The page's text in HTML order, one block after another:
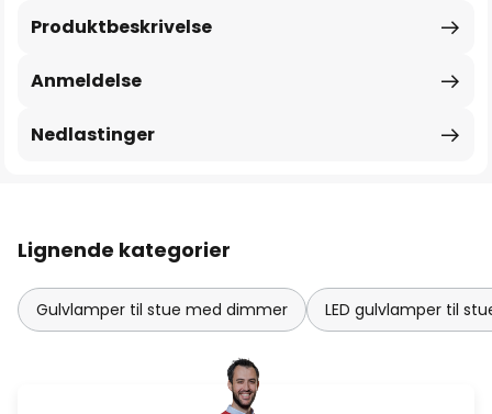
Produktbeskrivelse
Anmeldelse
Nedlastinger
Lignende kategorier
Gulvlamper til stue med dimmer LED gulvlamper til